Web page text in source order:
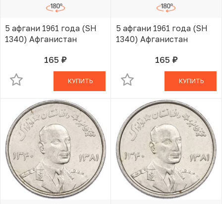
5 афгани 1961 года (SH
1340) Афганистан
165 руб.В КОРЗИНЕ
КУПИТЬ
5 афгани 1961 года (SH
1340) Афганистан
165 руб.В КОРЗИНЕ
КУПИТЬ